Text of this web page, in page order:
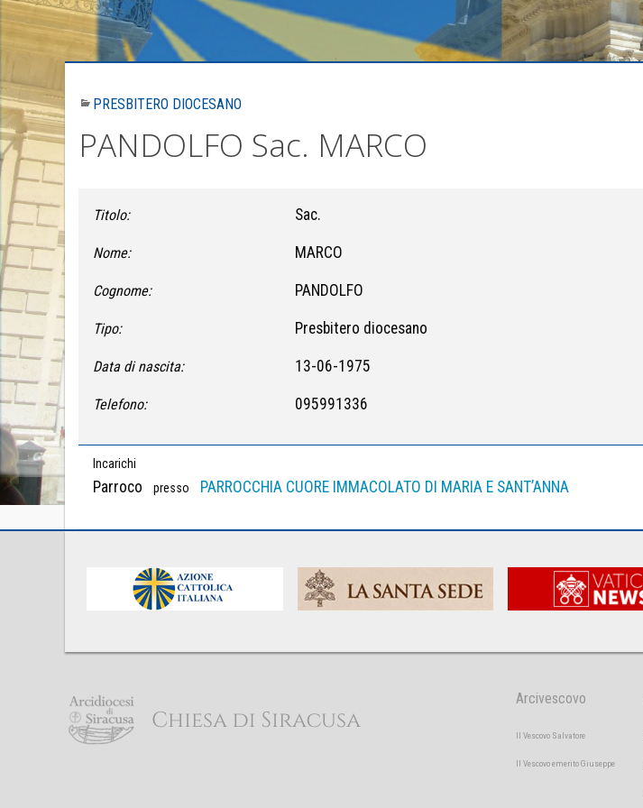
PRESBITERO DIOCESANO
PANDOLFO Sac. MARCO
Titolo: Sac.
Nome: MARCO
Cognome: PANDOLFO
Tipo: Presbitero diocesano
Data di nascita: 13-06-1975
Telefono: 095991336
Incarichi
Parroco presso PARROCCHIA CUORE IMMACOLATO DI MARIA E SANT’ANNA
Arcivescovo
Il Vescovo Salvatore
Il Vescovo emerito Giuseppe